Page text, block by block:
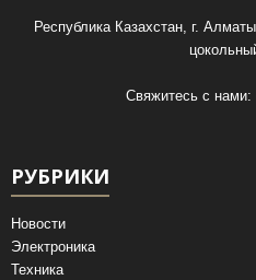
Республика Казахстан, г.
Свяжитесь с нами:
РУБРИКИ
Новости
Электроника
Техника